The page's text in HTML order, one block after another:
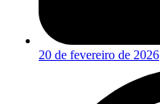
20 de fevereiro de 2026